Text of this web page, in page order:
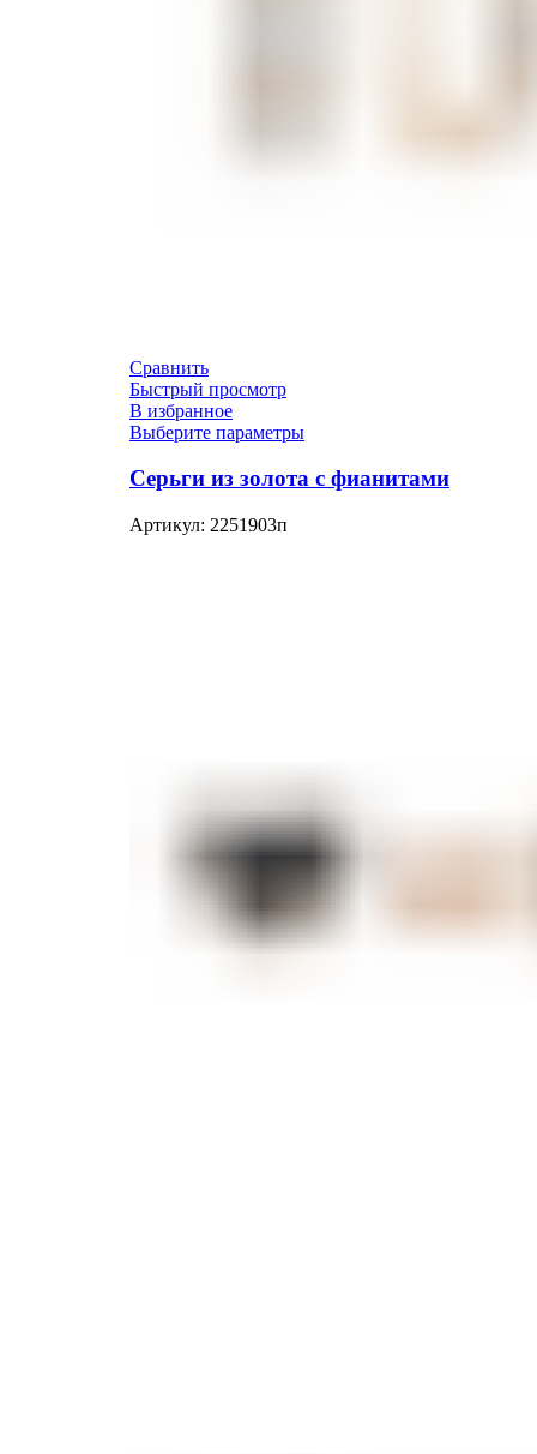
Сравнить
Быстрый просмотр
В избранное
Выберите параметры
Серьги из золота с фианитами
Артикул: 2251903п